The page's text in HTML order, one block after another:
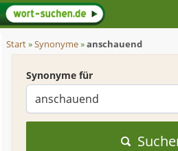
Start»Synonyme»anschauend
Synonyme für